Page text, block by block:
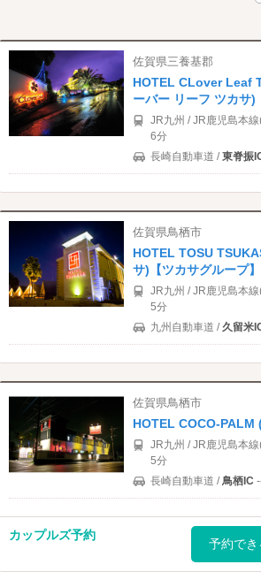
佐賀県三養基郡
HOTEL CLover Leaf
ーバー リーフ ツカサ)
JR九州 / JR鹿児島本
6分
長崎自動車道 /東脊振
佐賀県鳥栖市
HOTEL TOSU
サ)【ツカサグループ】
JR九州 / JR鹿児島本
5分
九州自動車道 /久留米
佐賀県鳥栖市
HOTEL COCO-PALM
JR九州 / JR鹿児島本
5分
長崎自動車道 /鳥栖IC
カップルズ予約
予約でき